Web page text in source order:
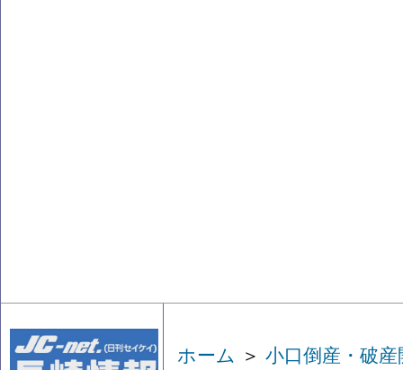
ホーム ＞ 小口倒産・破産